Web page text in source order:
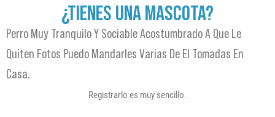
¿TIENES UNA MASCOTA?
Perro Muy Tranquilo Y Sociable Acostumbrado A Que Le
Quiten Fotos Puedo Mandarles Varias De El Tomadas En
Casa.
Registrarlo es muy sencillo.